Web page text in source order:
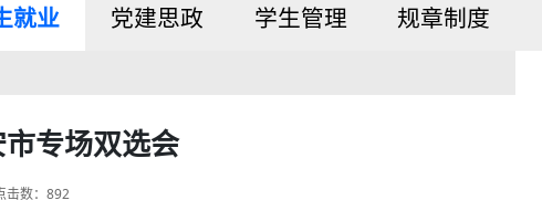
就业 党建思政 学生管理 规章制度
专场双选会
击数：892